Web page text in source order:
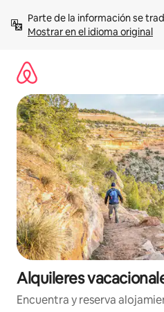
contenidoMostrar en el idioma original
Alquileres
Encuentra y reserva